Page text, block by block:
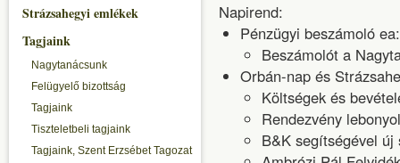
Strázsahegyi emlékek
Tagjaink
Nagytanácsunk
Felügyelő bizottság
Tagjaink
Tiszteletbeli tagjaink
Tagjaink, Szent Erzsébet Tagozat
Napirend:
Pénzügyi beszámoló
Beszámolót a
Orbán-nap és
Költségek és
Rendezvény
B&K segítségével új